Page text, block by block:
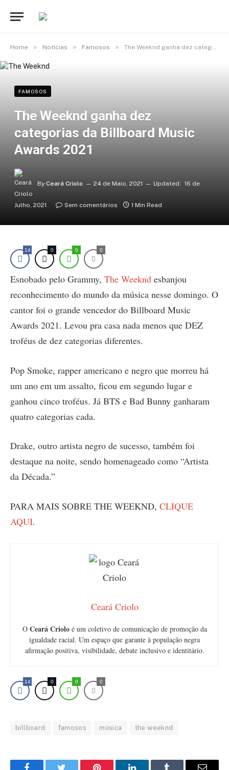
Home » Notícias » Famosos » The Weeknd ganha dez categorias da Billboard Music Awards 2021
FAMOSOS
The Weeknd ganha dez
categorias da Billboard Music
Awards 2021
By Ceará Criolo 24 de Maio, 2021 Updated: 16 de
Julho, 2021 Sem comentários 1 Min Read
14 0 0 0
Esnobado pelo Grammy, The Weeknd esbanjou
reconhecimento do mundo da música nesse domingo. O
cantor foi o grande vencedor do Billboard Music
Awards 2021. Levou pra casa nada menos que DEZ
troféus de dez categorias diferentes.
Pop Smoke, rapper americano e negro que morreu há
um ano em um assalto, ficou em segundo lugar e
ganhou cinco troféus. Já BTS e Bad Bunny ganharam
quatro categorias cada.
Drake, outro artista negro de sucesso, também foi
destaque na noite, sendo homenageado como “Artista
da Década.”
PARA MAIS SOBRE THE WEEKND, CLIQUE
AQUI.
Ceará Criolo
O Ceará Crioloé um coletivo de comunicação de promoção da
igualdade racial. Um espaço que garante à população negra
afirmação positiva, visibilidade, debate inclusivo e identitário.
14 0 0 0
billboard famosos música the weeknd